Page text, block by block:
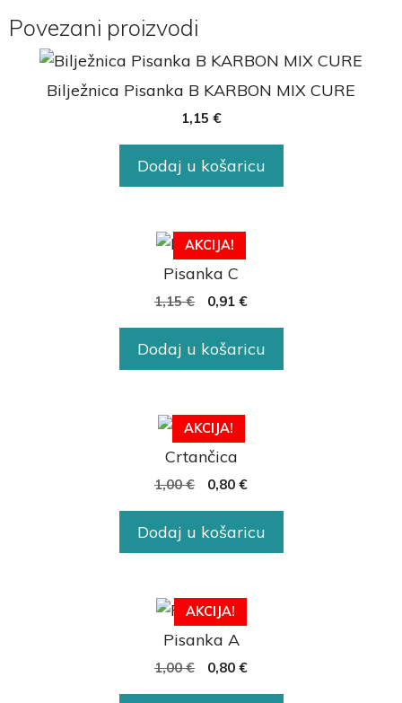
Povezani proizvodi
Bilježnica Pisanka B KARBON MIX CURE
1,15 €
Dodaj u košaricu
AKCIJA!
Pisanka C
1,15€ 0,91 €
Dodaj u košaricu
AKCIJA!
Crtančica
1,00€ 0,80 €
Dodaj u košaricu
AKCIJA!
Pisanka A
1,00€ 0,80 €